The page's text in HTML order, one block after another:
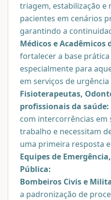
triagem, estabilização e
pacientes em cenários
garantindo a
Médicos e Acadêmicos
fortalecer a base
especialmente para
em serviços de
Fisioterapeutas,
profissionais da saúde:
com intercorrências em
trabalho e necessitam
uma primeira resposta
Equipes de
Pública:
Bombeiros Civis e
a padronização de